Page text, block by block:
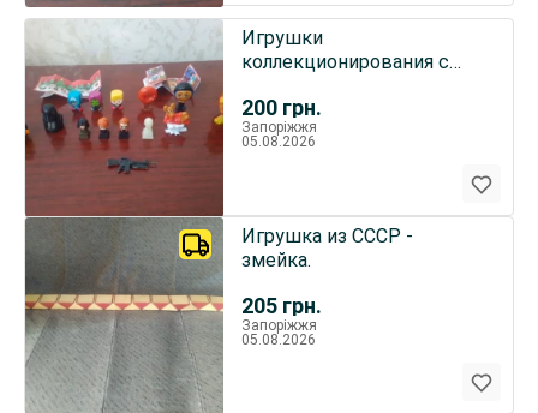
200 грн.
Игрушки
коллекционирования с
Запоріжжя
05.08.2026
205 грн.
Игрушка из СССР -
змейка.
Запоріжжя
05.08.2026